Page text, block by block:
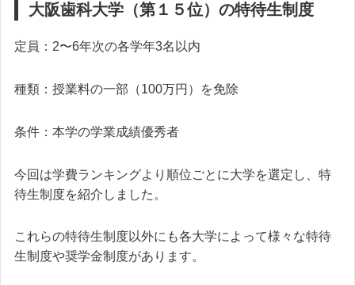
大阪歯科大学（第１５位）の特待生制度
定員：2〜6年次の各学年3名以内
種類：授業料の一部（100万円）を免除
条件：本学の学業成績優秀者
今回は学費ランキングより順位ごとに大学を選定し、特
待生制度を紹介しました。
これらの特待生制度以外にも各大学によって様々な特待
生制度や奨学金制度があります。